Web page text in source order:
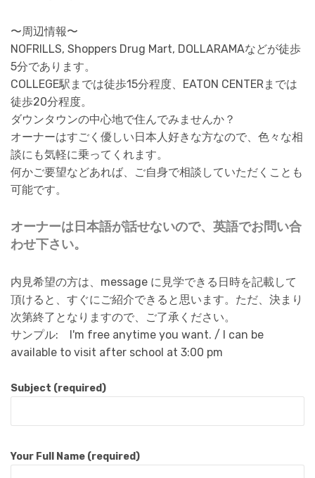
〜周辺情報〜
NOFRILLS, Shoppers Drug Mart, DOLLARAMAなどが徒歩
5分であります。
COLLEGE駅までは徒歩15分程度、EATON CENTERまでは
徒歩20分程度。
ダウンタウンの中心地で住んでみませんか？
オーナーはすごく優しい日本人好きな方なので、色々な相
談にも気軽に乗ってくれます。
何かご要望などあれば、ご自身で相談していただくことも
可能です。
オーナーは日本語が話せないので、英語でお問い合
わせ下さい。
内見希望の方は、message に見学できる日時を記載して
頂けると、すぐにご紹介できると思います。ただ、決まり
次第終了となりますので、ご了承ください。
サンプル: I'm free anytime you want. / I can be
available to visit after school at 3:00 pm
Subject (required)
Your Full Name (required)